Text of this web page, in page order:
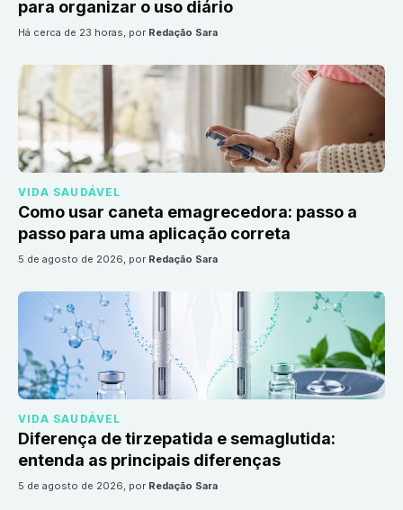
para organizar o uso diário
há cerca de 23 horas, por Redação Sara
VIDA SAUDÁVEL
Como usar caneta emagrecedora: passo a
passo para uma aplicação correta
5 de agosto de 2026, por Redação Sara
VIDA SAUDÁVEL
Diferença de tirzepatida e semaglutida:
entenda as principais diferenças
5 de agosto de 2026, por Redação Sara